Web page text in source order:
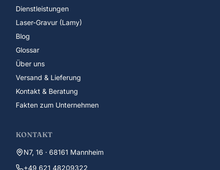
Dienstleistungen
Laser-Gravur (Lamy)
Blog
Glossar
Über uns
Versand & Lieferung
Kontakt & Beratung
Fakten zum Unternehmen
KONTAKT
N7, 16 · 68161 Mannheim
+49 621 48209322